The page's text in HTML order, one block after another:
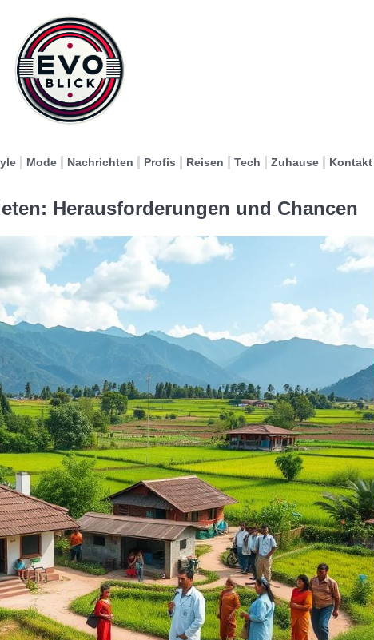
Mode Nachrichten Profis Reisen Tech Zuhause Kontakt
Herausforderungen und Chancen